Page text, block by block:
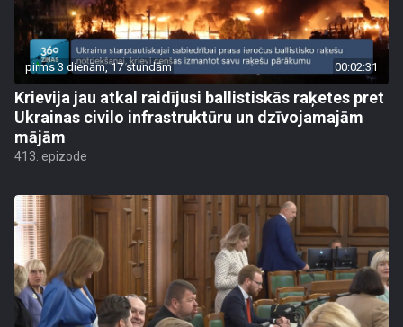
pirms 3 dienām, 17 stundām 00:02:31
Krievija jau atkal raidījusi ballistiskās raķetes pret
Ukrainas civilo infrastruktūru un dzīvojamajām
mājām
413. epizode